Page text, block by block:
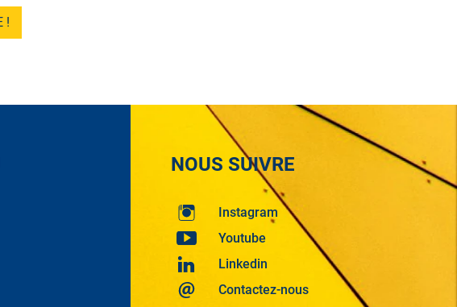
!
NOUS SUIVRE
Instagram
Youtube
Linkedin
Contactez-nous